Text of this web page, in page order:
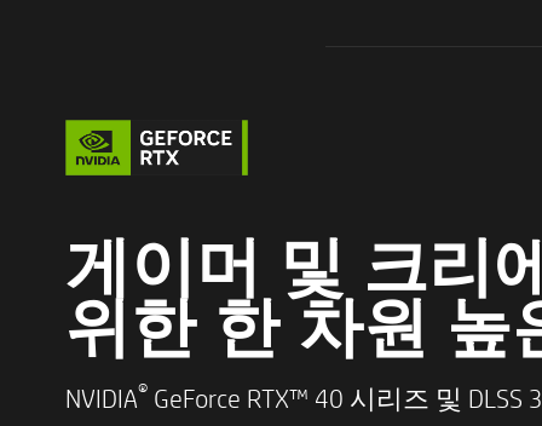
게이머 및 크리
위한 한 차원 높
NVIDIA®GeForce RTX™ 40 시리즈 및 DLSS